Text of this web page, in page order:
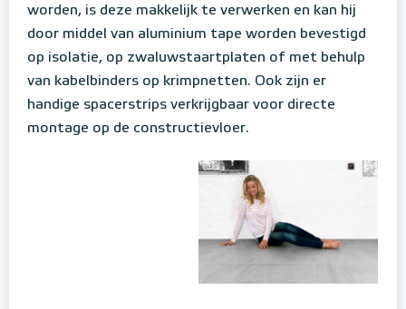
worden, is deze makkelijk te verwerken en kan hij
door middel van aluminium tape worden bevestigd
op isolatie, op zwaluwstaartplaten of met behulp
van kabelbinders op krimpnetten. Ook zijn er
handige spacerstrips verkrijgbaar voor directe
montage op de constructievloer.